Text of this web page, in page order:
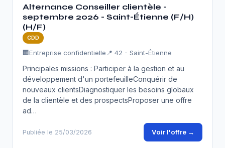
Alternance Conseiller clientèle -
septembre 2026 - Saint-Étienne (F/H)
(H/F)
CDD
🏢Entreprise confidentielle 📍 42 - Saint-Étienne
Principales missions : Participer à la gestion et au
développement d'un portefeuilleConquérir de
nouveaux clientsDiagnostiquer les besoins globaux
de la clientèle et des prospectsProposer une offre
ad…
Publiée le 25/03/2026 Voir l'offre →